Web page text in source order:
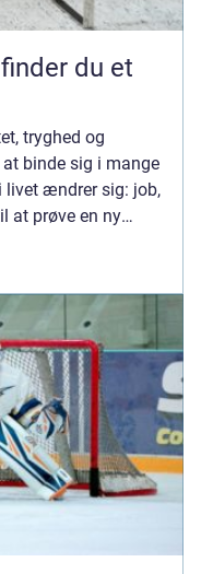
du et
tryghed og
binde sig i mange
livet ændrer sig: job,
at prøve en ny